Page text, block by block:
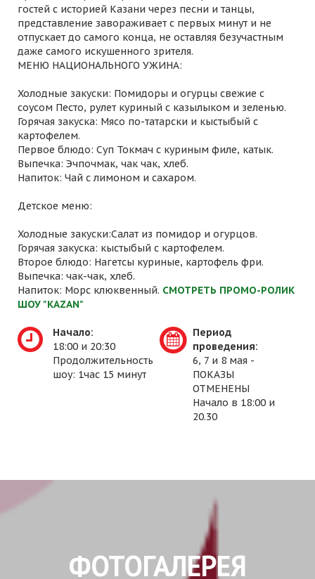
гостей с историей Казани через песни и танцы,
представление завораживает с первых минут и не
отпускает до самого конца, не оставляя безучастным
даже самого искушенного зрителя.
МЕНЮ НАЦИОНАЛЬНОГО УЖИНА:
Холодные закуски: Помидоры и огурцы свежие с
соусом Песто, рулет куриный с казылыком и зеленью.
Горячая закуска: Мясо по-татарски и кыстыбый с
картофелем.
Первое блюдо: Суп Токмач с куриным филе, катык.
Выпечка: Эчпочмак, чак чак, хлеб.
Напиток: Чай с лимоном и сахаром.
Детское меню:
Холодные закуски:Салат из помидор и огурцов.
Горячая закуска: кыстыбый с картофелем.
Второе блюдо: Нагетсы куриные, картофель фри.
Выпечка: чак-чак, хлеб.
Напиток: Морс клюквенный. СМОТРЕТЬ ПРОМО-РОЛИК
ШОУ "KAZAN"
Начало:
18:00 и 20:30
Продолжительность
шоу: 1час 15 минут
Период
проведения:
6, 7 и 8 мая -
ПОКАЗЫ
ОТМЕНЕНЫ
Начало в 18:00 и
20.30
ФОТОГАЛЕРЕЯ